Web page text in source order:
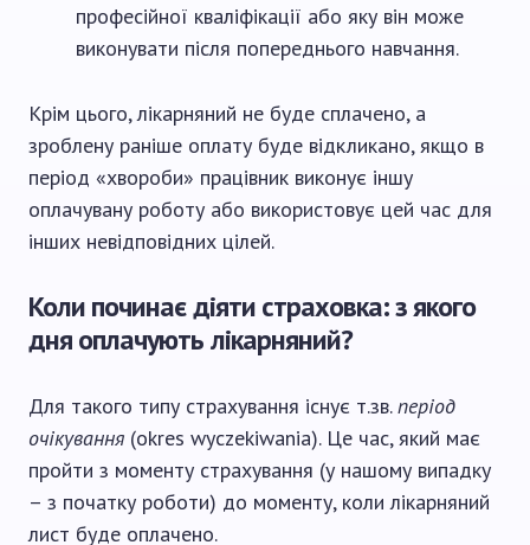
професійної кваліфікації або яку він може
виконувати після попереднього навчання.
Крім цього, лікарняний не буде сплачено, а
зроблену раніше оплату буде відкликано, якщо в
період «хвороби» працівник виконує іншу
оплачувану роботу або використовує цей час для
інших невідповідних цілей.
Коли починає діяти страховка: з якого
дня оплачують лікарняний?
Для такого типу страхування існує т.зв.період
очікування (okres wyczekiwania). Це час, який має
пройти з моменту страхування (у нашому випадку
– з початку роботи) до моменту, коли лікарняний
лист буде оплачено.